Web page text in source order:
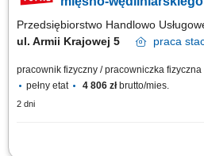
Przedsiębiorstwo Handlowo
ul. Armii Krajowej 5
praca
pracownik fizyczny / pracowniczka fizyczna
pełny etat
4 806 złbrutto/mies.
2 dni